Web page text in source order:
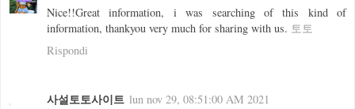
Nice!!Great information, i was searching of this kind of
information, thankyou very much for sharing with us. 토토
Rispondi
사설토토사이트 lun nov 29, 08:51:00 AM 2021